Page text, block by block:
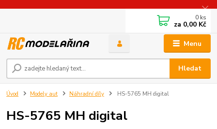
Menu
Hledat
0 ks
za 0,00 Kč
Úvod Modely aut Náhradní díly HS-5765 MH digital
HS-5765 MH digital